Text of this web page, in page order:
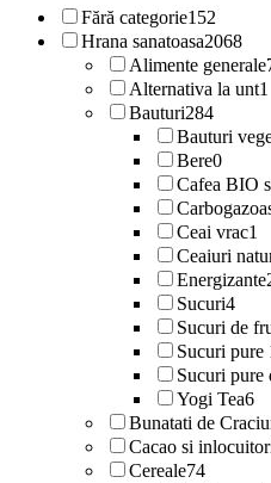
Fără categorie152
Hrana sanatoasa2068
Alimente generale
Alternativa la unt1
Bauturi284
Bauturi
Bere0
Cafea BIO
Ceai vrac1
Ceaiuri
Energizante
Sucuri4
Sucuri de
Sucuri pure
Sucuri pure
Yogi Tea6
Bunatati de
Cacao si
Cereale74